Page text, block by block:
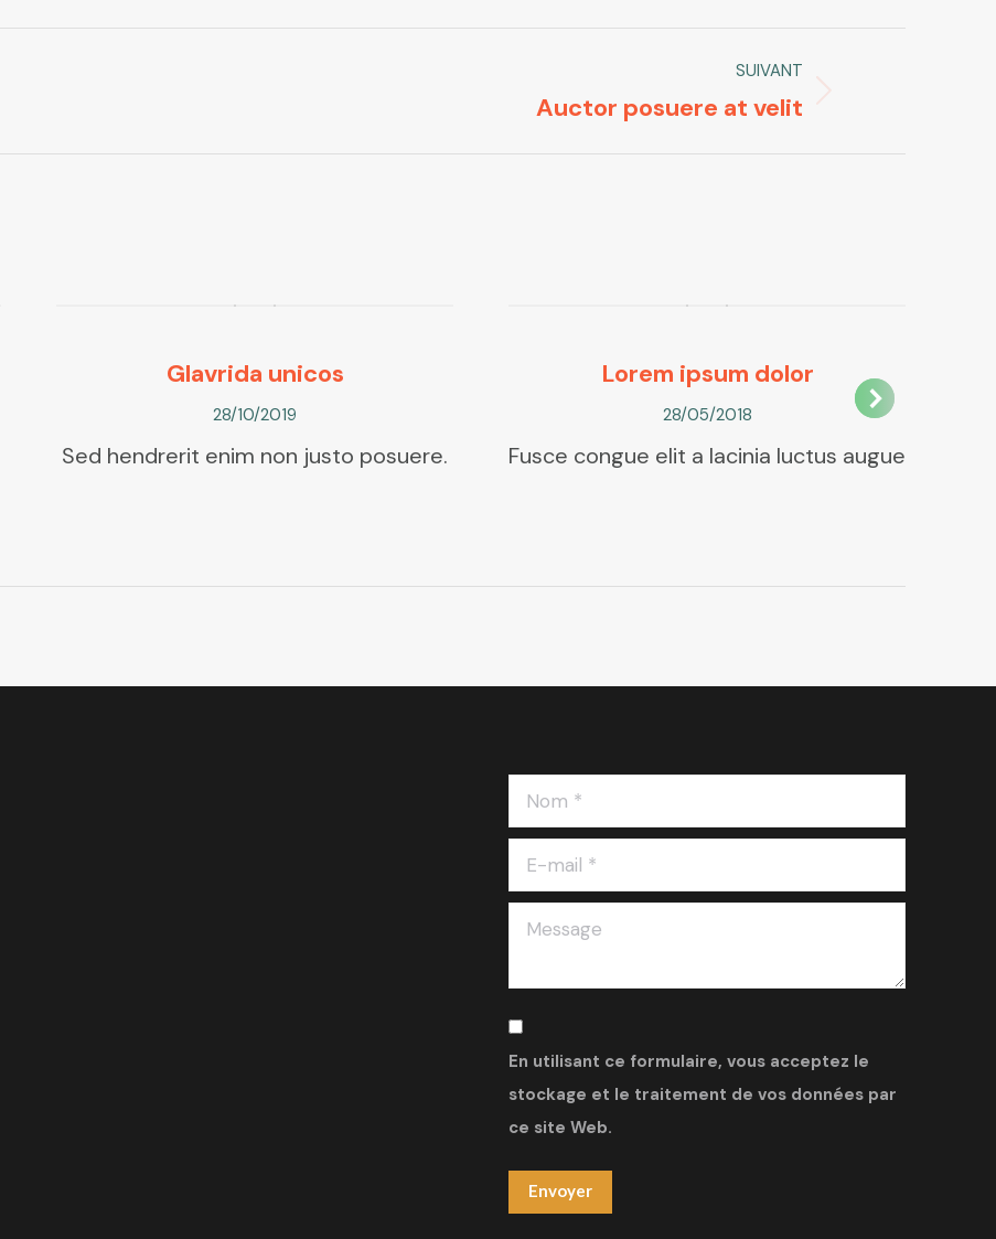
SUIVANT
Auctor posuere at velit
Glavrida unicos
28/10/2019
Sed hendrerit enim non justo posuere.
Lorem ipsum dolor
28/05/2018
Fusce congue elit a lacinia luctus augue
Nom *
E-mail *
Message
En utilisant ce formulaire, vous acceptez le
stockage et le traitement de vos données par
ce site Web.
Envoyer